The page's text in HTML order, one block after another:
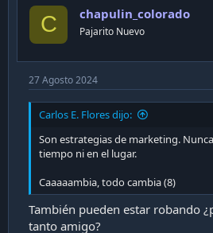
C chapulin_colorado
Pajarito Nuevo
27 Agosto 2024
Carlos E. Flores dijo:
Son estrategias de marketing.
tiempo ni en el lugar.
Caaaaambia, todo cambia (8)
También pueden estar robando
tanto amigo?